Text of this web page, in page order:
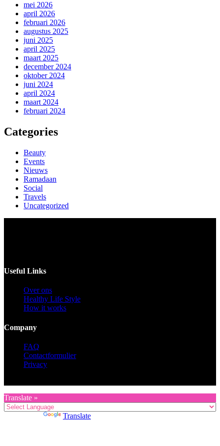
mei 2026
april 2026
februari 2026
augustus 2025
juni 2025
april 2025
maart 2025
december 2024
oktober 2024
juni 2024
april 2024
maart 2024
februari 2024
Categories
Beauty
Events
Nieuws
Ramadaan
Social
Travels
Uncategorized
Useful Links
Over ons
Healthy Life Style
How it works
Company
FAQ
Contactformulier
Privacy
Translate »
Translate